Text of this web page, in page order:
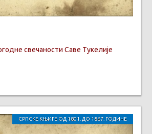
свечаности Саве Тукелије
СРПСКЕ КЊИГЕ ОД 1801. ДО 1867. ГОДИНЕ